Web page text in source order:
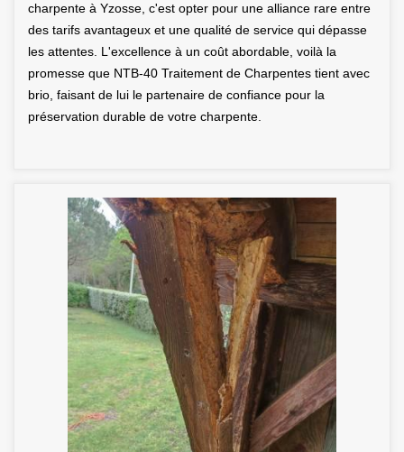
charpente à Yzosse, c'est opter pour une alliance rare entre
des tarifs avantageux et une qualité de service qui dépasse
les attentes. L'excellence à un coût abordable, voilà la
promesse que NTB-40 Traitement de Charpentes tient avec
brio, faisant de lui le partenaire de confiance pour la
préservation durable de votre charpente.